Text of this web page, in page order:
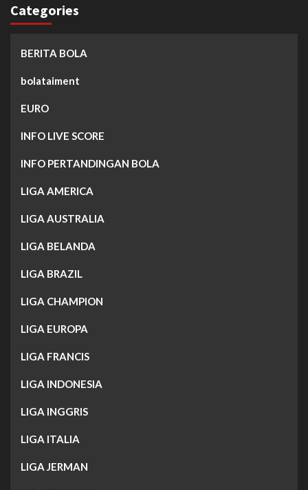
Categories
BERITA BOLA
bolataiment
EURO
INFO LIVE SCORE
INFO PERTANDINGAN BOLA
LIGA AMERICA
LIGA AUSTRALIA
LIGA BELANDA
LIGA BRAZIL
LIGA CHAMPION
LIGA EUROPA
LIGA FRANCIS
LIGA INDONESIA
LIGA INGGRIS
LIGA ITALIA
LIGA JERMAN